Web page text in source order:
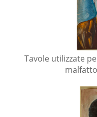
Tavole utilizzate